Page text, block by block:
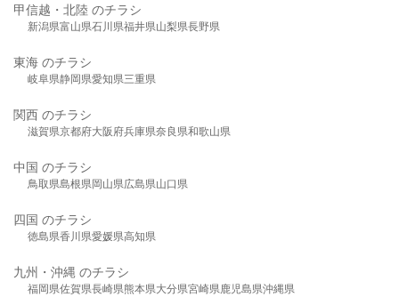
甲信越・北陸 のチラシ
新潟県富山県石川県福井県山梨県長野県
東海 のチラシ
岐阜県静岡県愛知県三重県
関西 のチラシ
滋賀県京都府大阪府兵庫県奈良県和歌山県
中国 のチラシ
鳥取県島根県岡山県広島県山口県
四国 のチラシ
徳島県香川県愛媛県高知県
九州・沖縄 のチラシ
福岡県佐賀県長崎県熊本県大分県宮崎県鹿児島県沖縄県